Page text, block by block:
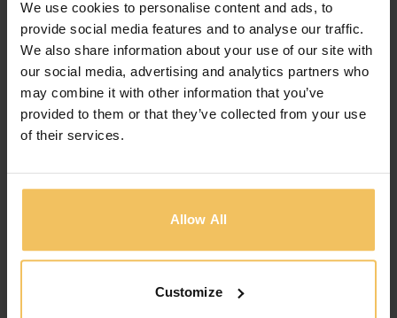
We use cookies to personalise content and ads, to
provide social media features and to analyse our traffic.
We also share information about your use of our site with
our social media, advertising and analytics partners who
may combine it with other information that you’ve
provided to them or that they’ve collected from your use
of their services.
Allow All
Customize
5 Must-Attend Classical
Music Events This Winter in
Malta
Malta, with its rich cultural heritage and vibrant
events this winter that are not to be missed. As a
lover of the arts, or simply a seeker of enriching
experiences, these events offer a perfect blend of
a guide to […]